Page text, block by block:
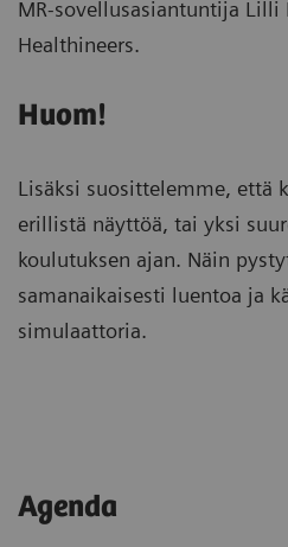
MR-sovellusasiantuntija Lilli
Healthineers.
Huom!
Lisäksi suosittelemme, että
erillistä näyttöä, tai yksi
koulutuksen ajan. Näin
samanaikaisesti luentoa ja
simulaattoria.
Agenda